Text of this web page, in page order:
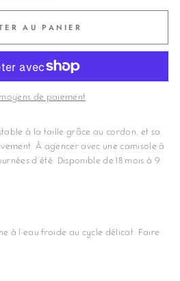
AU PANIER
de paiement
à la taille grâce au cordon, et sa
À agencer avec une camisole à
d'été. Disponible de 18 mois à 9
à l'eau froide au cycle délicat. Faire